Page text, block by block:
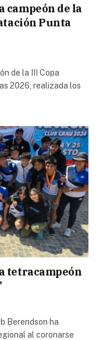
campeón de la
Punta
de la III Copa
2026, realizada los
tetracampeón
Berendson ha
al coronarse